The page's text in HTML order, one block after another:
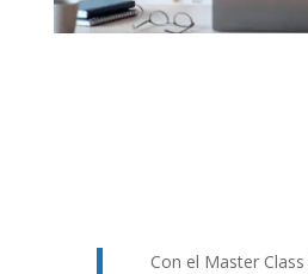
Con el Master Class